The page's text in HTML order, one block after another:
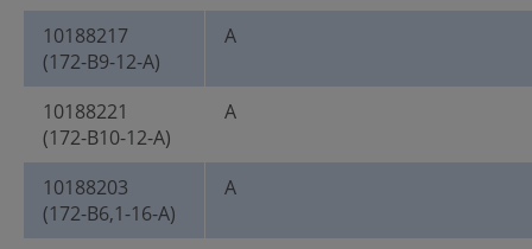
10188217
(172-B9-12-A)
A
10188221
(172-B10-12-A)
A
10188203
(172-B6,1-16-A)
A